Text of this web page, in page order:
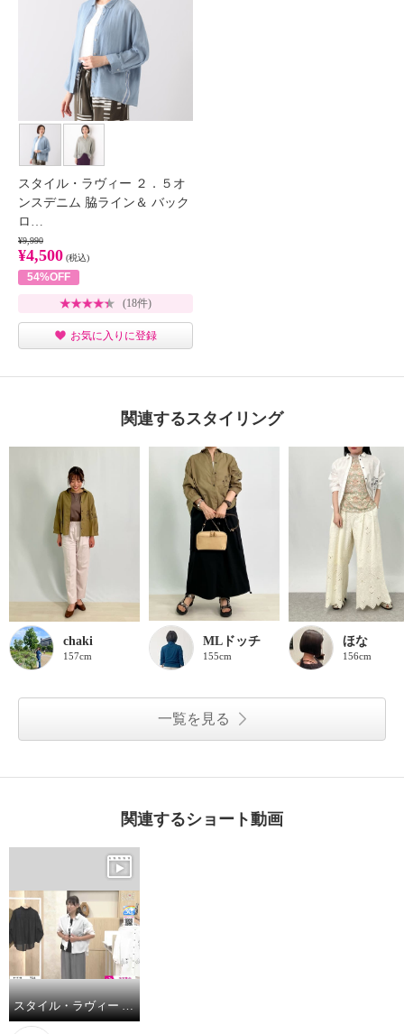
スタイル・ラヴィー ２．５オ
ンスデニム 脇ライン＆ バック
ロ…
¥9,990
¥4,500 (税込)
54%OFF
(18件)
お気に入りに登録
関連するスタイリング
chaki
157cm
MLドッチ
155cm
ほな
156cm
一覧を見る
関連するショート動画
スタイル・ラヴィー ステッチ刺しゅう ＆ギャザーアクセント シャツブラウス